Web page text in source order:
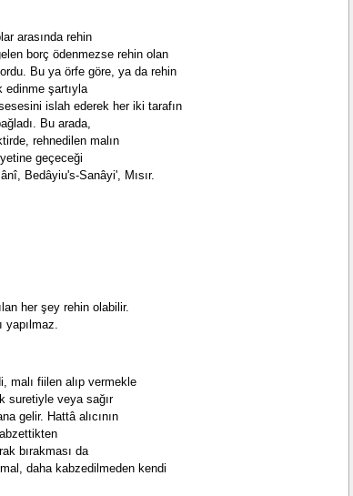
arasında rehin
borç ödenmezse rehin olan
Bu ya örfe göre, ya da rehin
edinme şartıyla
islah ederek her iki tarafın
Bu arada,
rehnedilen malın
geçeceği
Bedâyiu's-Sanâyi', Mısır.
her şey rehin olabilir.
yapılmaz.
malı fiilen alıp vermekle
suretiyle veya sağır
gelir. Hattâ alıcının
bırakması da
daha kabzedilmeden kendi